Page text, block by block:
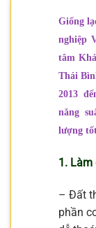
Giống
nghiệp
tâm
Thái
2013
năng
lượng
1. Làm
– Đất
phần